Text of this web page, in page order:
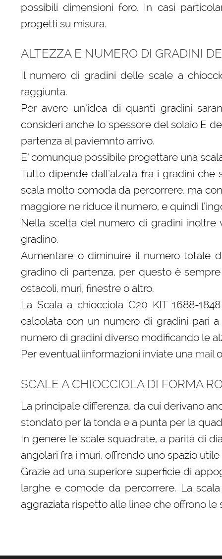
possibili dimensioni foro. In casi
progetti su misura.
ALTEZZA E NUMERO DI GRADINI
Il numero di gradini delle scale a
raggiunta.
Per avere un’idea di quanti gradini
consideri anche lo spessore del solaio E
partenza al paviemnto arrivo.
E’ comunque possibile progettare una
Tutto dipende dall’alzata fra i gradini che
scala molto comoda da percorrere, ma
maggiore ne riduce il numero, e quindi
Nella scelta del numero di gradini
gradino.
Aumentare o diminuire il numero totale
gradino di partenza, per questo è
ostacoli, muri, finestre o altro.
La Scala a chiocciola C20 KIT 1688-
calcolata con un numero di gradini pari
numero di gradini diverso modificando le
Per eventual iinformazioni inviate una mail
SCALE A CHIOCCIOLA DI FORMA
La principale differenza, da cui derivano
stondato per la tonda e a punta per la
In genere le scale squadrate, a parità di
angolari fra i muri, offrendo uno spazio
Grazie ad una superiore superficie di
larghe e comode da percorrere. La
aggraziata rispetto alle linee che offrono le